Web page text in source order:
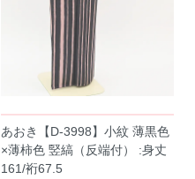
あおき【D-3998】小紋 薄黒色
×薄柿色 竪縞（反端付） :身丈
161/裄67.5